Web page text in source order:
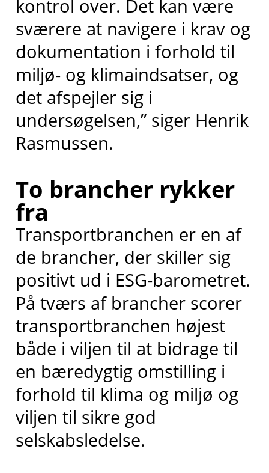
kontrol over. Det kan være
sværere at navigere i krav og
dokumentation i forhold til
miljø- og klimaindsatser, og
det afspejler sig i
undersøgelsen,” siger Henrik
Rasmussen.
To brancher rykker
fra
Transportbranchen er en af
de brancher, der skiller sig
positivt ud i ESG-barometret.
På tværs af brancher scorer
transportbranchen højest
både i viljen til at bidrage til
en bæredygtig omstilling i
forhold til klima og miljø og
viljen til sikre god
selskabsledelse.